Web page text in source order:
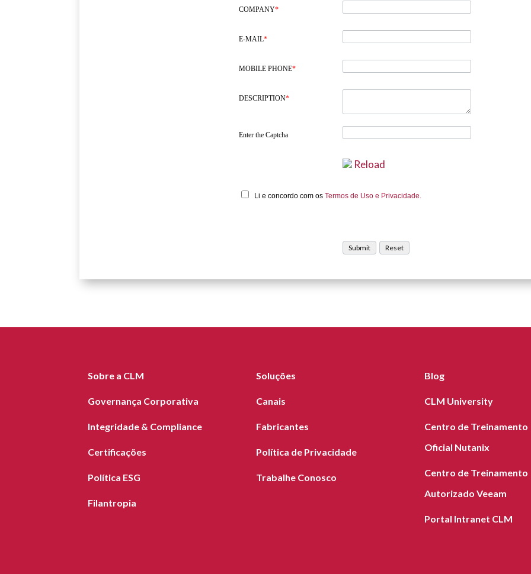
COMPANY*
E-MAIL*
MOBILE PHONE*
DESCRIPTION*
Enter the Captcha
Reload
Li e concordo com os Termos de Uso e Privacidade.
Sobre a CLM
Governança Corporativa
Integridade & Compliance
Certificações
Política ESG
Filantropia
Soluções
Canais
Fabricantes
Política de Privacidade
Trabalhe Conosco
Blog
CLM University
Centro de Treinamento
Oficial Nutanix
Centro de Treinamento
Autorizado Veeam
Portal Intranet CLM